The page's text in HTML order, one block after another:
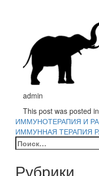
admin
This post was posted in
Навигация
по
ИММУНОТЕРАПИЯ И
ИММУННАЯ ТЕРАПИЯ
Найти:
Рубрики